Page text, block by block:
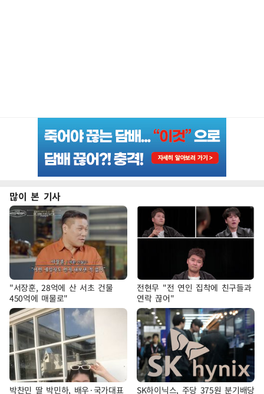
많이 본 기사
"서장훈, 28억에 산 서초 건물
450억에 매물로"
전현무 "전 연인 집착에 친구들과
연락 끊어"
박찬민 딸 박민하, 배우·국가대표 SK하이닉스, 주당 375원 분기배당